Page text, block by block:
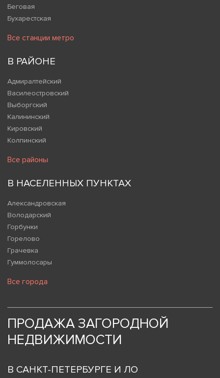
Беговая
Бухарестская
Все станции метро
В РАЙОНЕ
Адмиралтейский
Василеостровский
Выборгский
Калининский
Кировский
Колпинский
Все районы
В НАСЕЛЕННЫХ ПУНКТАХ
Александровская
Володарский
Горбунки
Горелово
Грачевка
Гуммолосары
Все города
ПРОДАЖА ЗАГОРОДНОЙ
НЕДВИЖИМОСТИ
В САНКТ-ПЕТЕРБУРГЕ И ЛО